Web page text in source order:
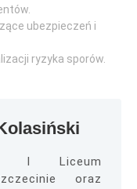
ubezpieczeń i
ryzyka sporów.
I Liceum
oraz